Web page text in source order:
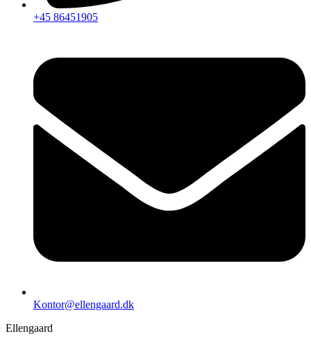
+45 86451905
Kontor@ellengaard.dk
Ellengaard